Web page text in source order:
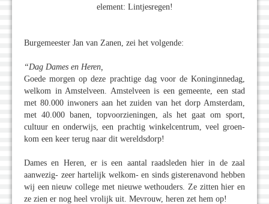
element: Lintjesregen!
Burgemeester Jan van Zanen, zei het volgende:
“Dag Dames en Heren,
Goede morgen op deze prachtige dag voor de Koninginnedag,
welkom in Amstelveen. Amstelveen is een gemeente, een stad
met 80.000 inwoners aan het zuiden van het dorp Amsterdam,
met 40.000 banen, topvoorzieningen, als het gaat om sport,
cultuur en onderwijs, een prachtig winkelcentrum, veel groen-
kom een keer terug naar dit wereldsdorp!
Dames en Heren, er is een aantal raadsleden hier in de zaal
aanwezig- zeer hartelijk welkom- en sinds gisterenavond hebben
wij een nieuw college met nieuwe wethouders. Ze zitten hier en
ze zien er nog heel vrolijk uit. Mevrouw, heren zet hem op!